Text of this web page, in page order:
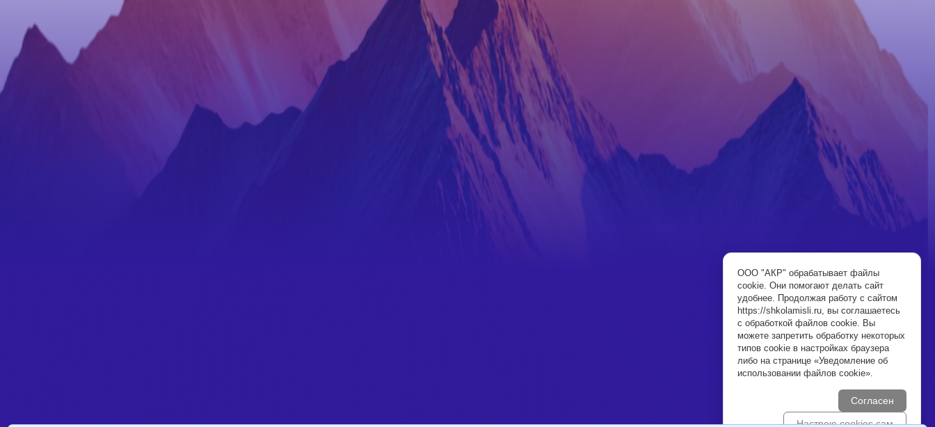
ООО "АКР" обрабатывает файлы
cookie. Они помогают делать сайт
удобнее. Продолжая работу с сайтом
https://shkolamisli.ru, вы соглашаетесь
с обработкой файлов cookie. Вы
можете запретить обработку некоторых
типов cookie в настройках браузера
либо на странице «Уведомление об
использовании файлов cookie».
Согласен
Настрою cookies сам